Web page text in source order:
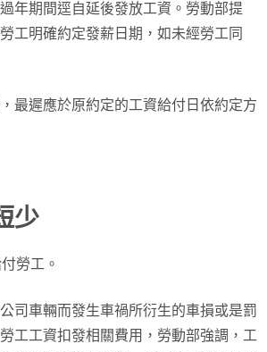
年期間逕自延後發放工資。勞動部提
工明確約定發薪日期，如未經勞工同
最遲應於原約定的工資給付日依約定方
少
勞工。
司車輛而發生車禍所衍生的車損或是罰
工工資扣發相關費用，勞動部強調，工